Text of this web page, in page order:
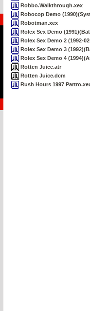
Robbo.Walkthrough.xex
Robocop Demo
Robotman.xex
Rolex Sex Demo
Rolex Sex Demo 2 (1992-
Rolex Sex Demo 3
Rolex Sex Demo 4
Rotten Juice.atr
Rotten Juice.dcm
Rush Hours 1997